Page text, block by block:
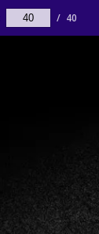
/ 40